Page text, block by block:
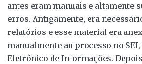
antes eram manuais e altamente
erros. Antigamente, era
relatórios e esse material era
manualmente ao processo no SEI,
Eletrônico de Informações.